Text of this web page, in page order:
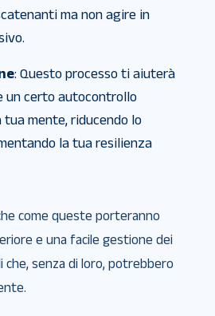
ma non agire in
: Questo processo ti aiuterà
un certo autocontrollo
tua mente, riducendo lo
la tua resilienza
come queste porteranno
e una facile gestione dei
che, senza di loro, potrebbero